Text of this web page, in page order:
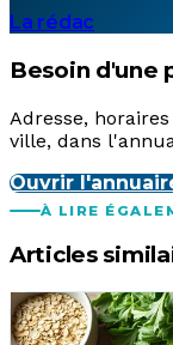
La rédac
Besoin d'une
Adresse,
ville, dans
Ouvrir
À LIRE
Articles